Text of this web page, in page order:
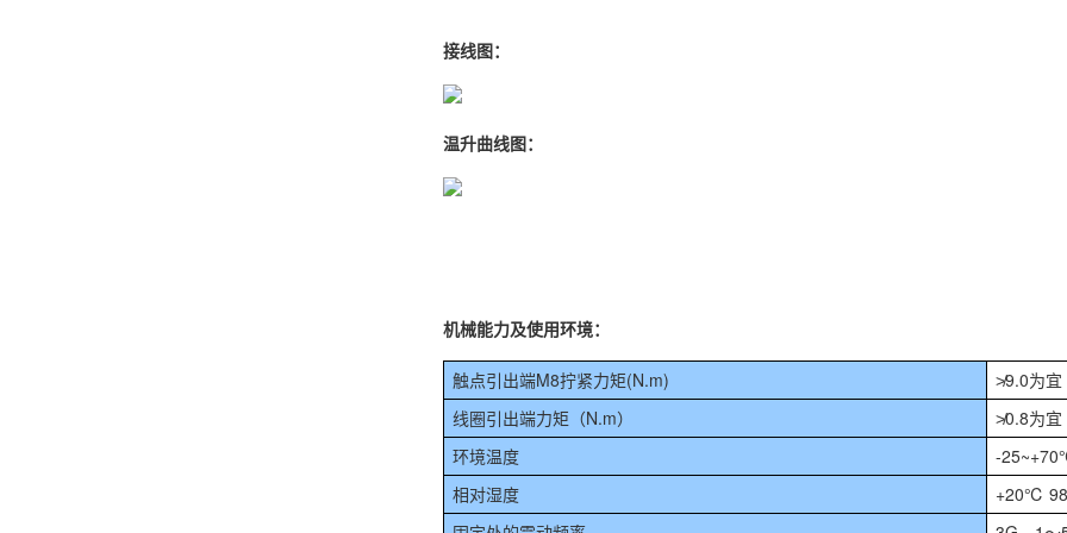
接线图：
温升曲线图：
机械能力及使用环境：
触点引出端M8拧紧力矩(N.m)
≯9.0为宜
线圈引出端力矩（N.m）
≯0.8为宜
环境温度
-
相对湿度
+20℃